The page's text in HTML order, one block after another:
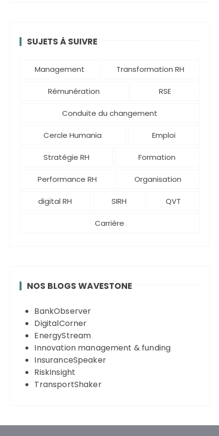
SUJETS À SUIVRE
Management Transformation RH
Rémunération RSE
Conduite du changement
Cercle Humania Emploi
Stratégie RH Formation
Performance RH Organisation
digital RH SIRH QVT
Carrière
NOS BLOGS WAVESTONE
BankObserver
DigitalCorner
EnergyStream
Innovation management & funding
InsuranceSpeaker
RiskInsight
TransportShaker